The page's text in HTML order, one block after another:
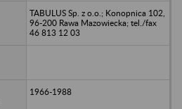
TABULUS Sp. z o.o.; Konopnica 102,
96-200 Rawa Mazowiecka; tel./fax
46 813 12 03
1966-1988